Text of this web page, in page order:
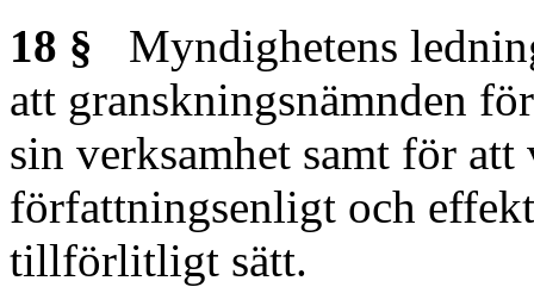
18 § Myndighetens
att granskningsnämnden
sin verksamhet samt för att
författningsenligt och
tillförlitligt sätt.